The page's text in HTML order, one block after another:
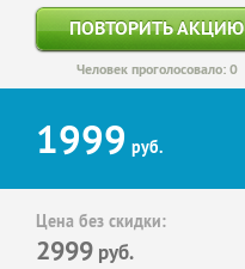
ПОВТОРИТЬ АКЦИЮ
Человек проголосовало: 0
1999 руб.
Цена без скидки:
2999 руб.